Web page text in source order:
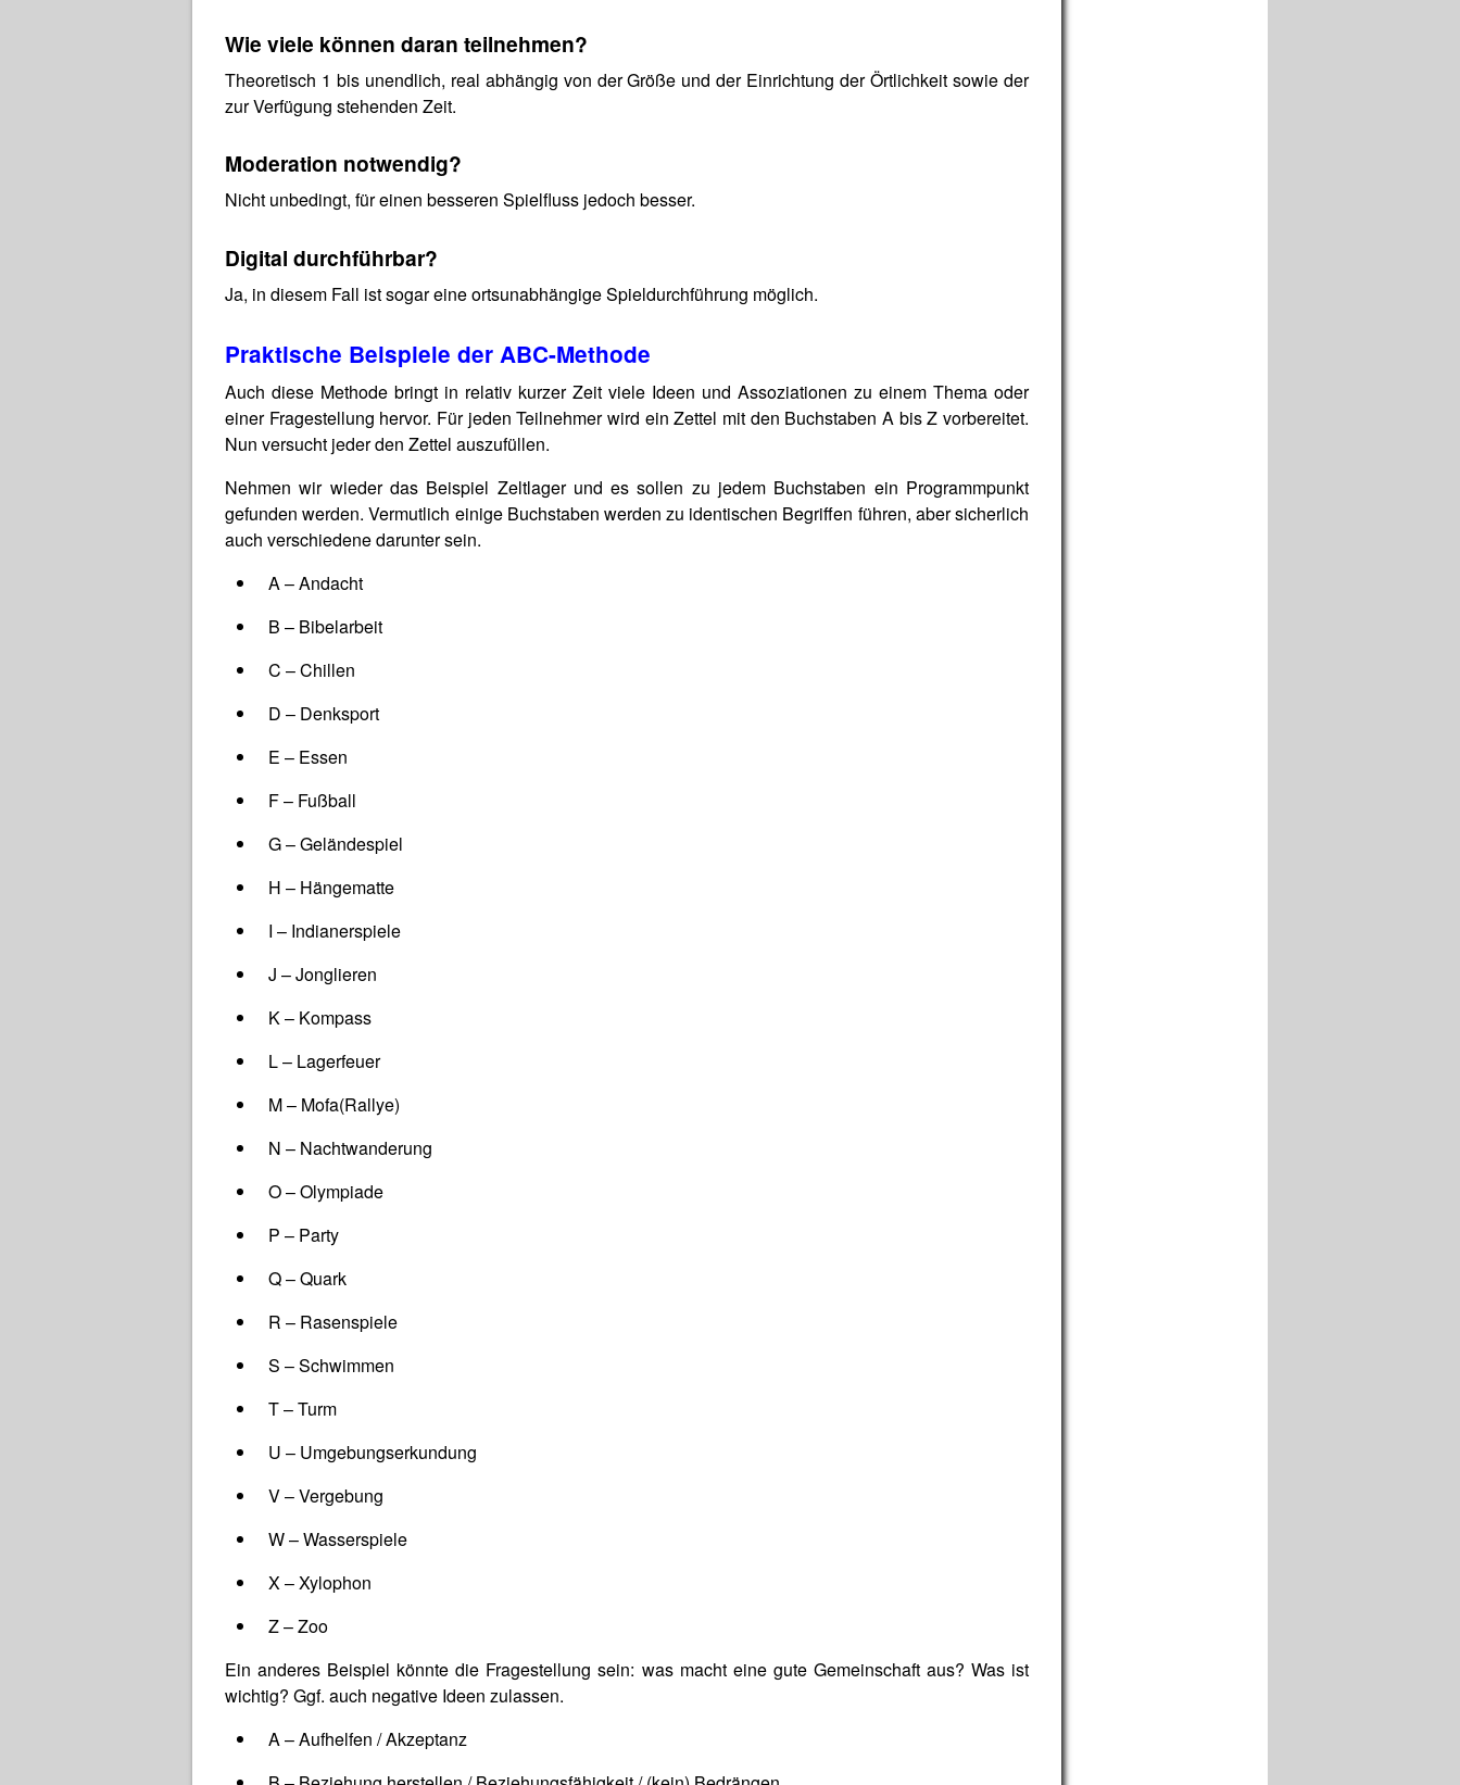
Wie viele können daran teilnehmen?
Theoretisch 1 bis unendlich, real abhängig von der Größe und der Einrichtung der Örtlichkeit sowie der
zur Verfügung stehenden Zeit.
Moderation notwendig?
Nicht unbedingt, für einen besseren Spielfluss jedoch besser.
Digital durchführbar?
Ja, in diesem Fall ist sogar eine ortsunabhängige Spieldurchführung möglich.
Praktische Beispiele der ABC-Methode
Auch diese Methode bringt in relativ kurzer Zeit viele Ideen und Assoziationen zu einem Thema oder
einer Fragestellung hervor. Für jeden Teilnehmer wird ein Zettel mit den Buchstaben A bis Z vorbereitet.
Nun versucht jeder den Zettel auszufüllen.
Nehmen wir wieder das Beispiel Zeltlager und es sollen zu jedem Buchstaben ein Programmpunkt
gefunden werden. Vermutlich einige Buchstaben werden zu identischen Begriffen führen, aber sicherlich
auch verschiedene darunter sein.
A – Andacht
B – Bibelarbeit
C – Chillen
D – Denksport
E – Essen
F – Fußball
G – Geländespiel
H – Hängematte
I – Indianerspiele
J – Jonglieren
K – Kompass
L – Lagerfeuer
M – Mofa(Rallye)
N – Nachtwanderung
O – Olympiade
P – Party
Q – Quark
R – Rasenspiele
S – Schwimmen
T – Turm
U – Umgebungserkundung
V – Vergebung
W – Wasserspiele
X – Xylophon
Z – Zoo
Ein anderes Beispiel könnte die Fragestellung sein: was macht eine gute Gemeinschaft aus? Was ist
wichtig? Ggf. auch negative Ideen zulassen.
A – Aufhelfen / Akzeptanz